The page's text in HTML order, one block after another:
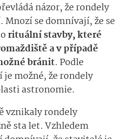
názor, že rondely
se domnívají, že se
rituální stavby, které
a v případě
bránit. Podle
možné, že rondely
astronomie.
vznikaly rondely
sta let. Vzhledem